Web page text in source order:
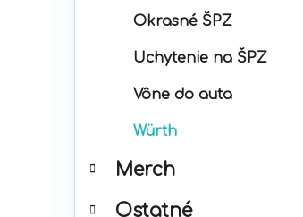
Okrasné ŠPZ
Uchytenie na ŠPZ
Vône do auta
Würth
Merch
Ostatné